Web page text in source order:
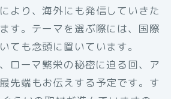
より、海外にも発信していきた
す。テーマを選ぶ際には、国際
ても念頭に置いています。
ローマ繁栄の秘密に迫る回、ア
先端もお伝えする予定です。す